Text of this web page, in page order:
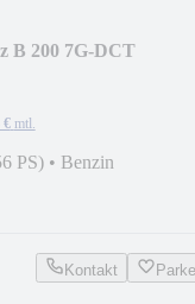
B 200 7G-DCT
€ mtl.
PS) • Benzin
Kontakt